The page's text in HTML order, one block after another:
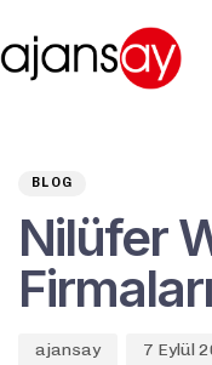
BLOG
Nilüfer
Firmaları
ajansay 7 Eylül